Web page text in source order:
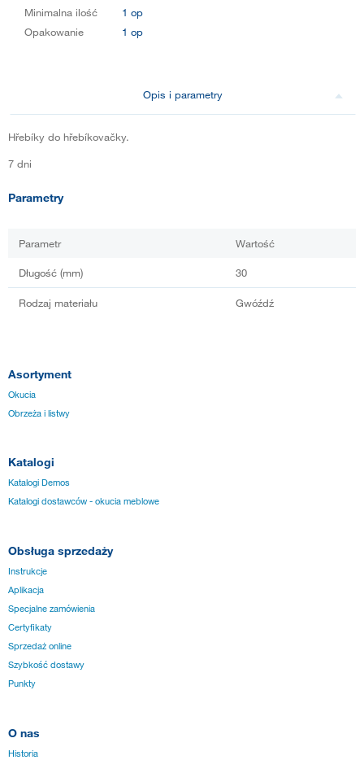
Minimalna ilość
1 op
Opakowanie
1 op
Opis i parametry
Hřebíky do hřebíkovačky.
7 dni
Parametry
Parametr Wartość
Długość (mm) 30
Rodzaj materiału Gwóźdź
Asortyment
Okucia
Obrzeża i listwy
Katalogi
Katalogi Demos
Katalogi dostawców - okucia meblowe
Obsługa sprzedaży
Instrukcje
Aplikacja
Specjalne zamówienia
Certyfikaty
Sprzedaż online
Szybkość dostawy
Punkty
O nas
Historia